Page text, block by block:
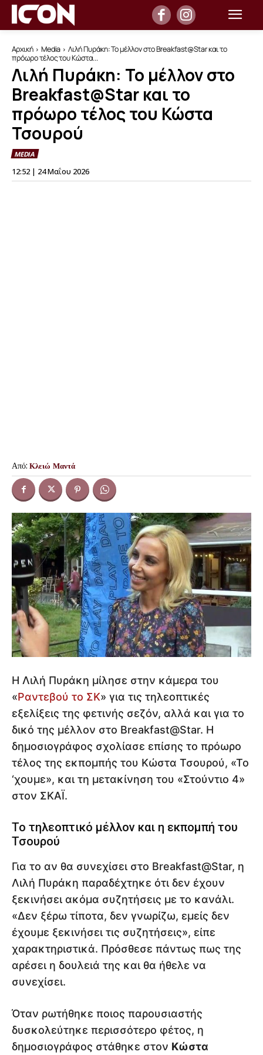
Αρχική Media
Λιλή Πυράκη: Το μέλλον στο Breakfast@Star και το
πρόωρο τέλος του Κώστα...
Λιλή Πυράκη: Το μέλλον στο
Breakfast@Star και το
πρόωρο τέλος του Κώστα
Τσουρού
MEDIA
12:52 | 24 Μαΐου 2026
Από: Κλειώ Μαντά
Η Λιλή Πυράκη μίλησε στην κάμερα του
«Ραντεβού το ΣΚ» για τις τηλεοπτικές
εξελίξεις της φετινής σεζόν, αλλά και για το
δικό της μέλλον στο Breakfast@Star. Η
δημοσιογράφος σχολίασε επίσης το πρόωρο
τέλος της εκπομπής του Κώστα Τσουρού, «Το
‘χουμε», και τη μετακίνηση του «Στούντιο 4»
στον ΣΚΑΪ.
Το τηλεοπτικό μέλλον και η εκπομπή του
Τσουρού
Για το αν θα συνεχίσει στο Breakfast@Star, η
Λιλή Πυράκη παραδέχτηκε ότι δεν έχουν
ξεκινήσει ακόμα συζητήσεις με το κανάλι.
«Δεν ξέρω τίποτα, δεν γνωρίζω, εμείς δεν
έχουμε ξεκινήσει τις συζητήσεις», είπε
χαρακτηριστικά. Πρόσθεσε πάντως πως της
αρέσει η δουλειά της και θα ήθελε να
συνεχίσει.
Όταν ρωτήθηκε ποιος παρουσιαστής
δυσκολεύτηκε περισσότερο φέτος, η
δημοσιογράφος στάθηκε στον Κώστα